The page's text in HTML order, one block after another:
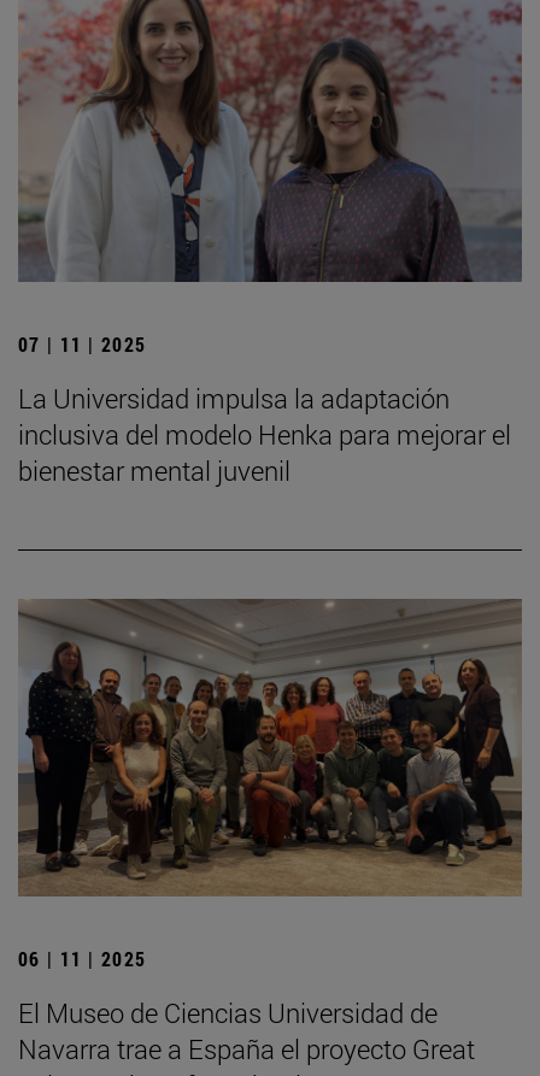
07 | 11 | 2025
La Universidad impulsa la adaptación
inclusiva del modelo Henka para mejorar el
bienestar mental juvenil
06 | 11 | 2025
El Museo de Ciencias Universidad de
Navarra trae a España el proyecto Great